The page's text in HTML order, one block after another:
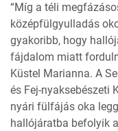
“Míg a téli
középfülgyulladás
gyakoribb, hogy
fájdalom miatt
Küstel Marianna. A
és Fej-nyaksebészeti
nyári fülfájás oka
hallójáratba befolyik